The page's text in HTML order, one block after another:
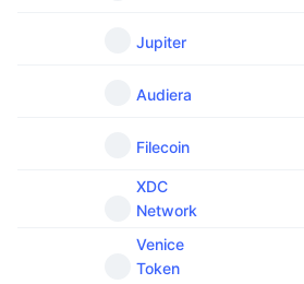
Jupiter
Audiera
Filecoin
XDC
Network
Venice
Token